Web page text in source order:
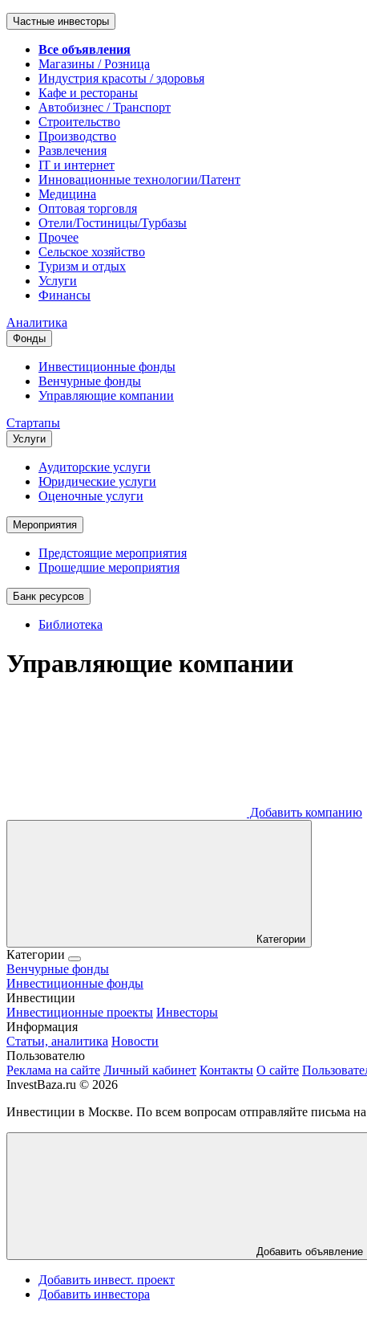
Частные инвесторы
Все объявления
Магазины / Розница
Индустрия красоты / здоровья
Кафе и рестораны
Автобизнес / Транспорт
Строительство
Производство
Развлечения
IT и интернет
Инновационные технологии/Патент
Медицина
Оптовая торговля
Отели/Гостиницы/Турбазы
Прочее
Сельское хозяйство
Туризм и отдых
Услуги
Финансы
Аналитика
Фонды
Инвестиционные фонды
Венчурные фонды
Управляющие компании
Стартапы
Услуги
Аудиторские услуги
Юридические услуги
Оценочные услуги
Мероприятия
Предстоящие мероприятия
Прошедшие мероприятия
Банк ресурсов
Библиотека
Управляющие компании
Добавить компанию
Категории
Категории
Венчурные фонды
Инвестиционные фонды
Инвестиции
Инвестиционные проекты Инвесторы
Информация
Статьи, аналитика Новости
Пользователю
Реклама на сайте Личный кабинет Контакты О сайте
InvestBaza.ru © 2026
Инвестиции в Москве. По всем вопросам отправляйте письма на
Добавить объявление
Добавить инвест. проект
Добавить инвестора